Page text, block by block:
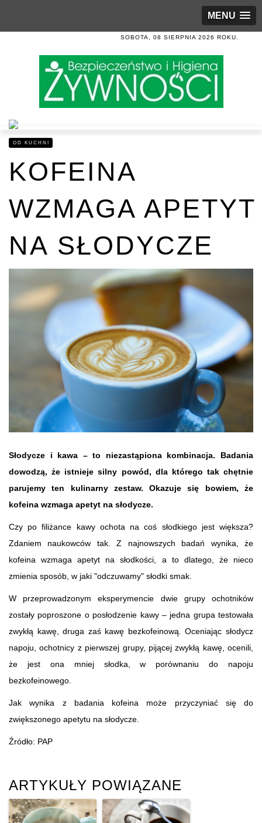
MENU
SOBOTA, 08 SIERPNIA 2026 ROKU.
OD KUCHNI
KOFEINA
WZMAGA APETYT
NA SŁODYCZE
Słodycze i kawa – to niezastąpiona kombinacja. Badania
dowodzą, że istnieje silny powód, dla którego tak chętnie
parujemy ten kulinarny zestaw. Okazuje się bowiem, że
kofeina wzmaga apetyt na słodycze.
Czy po filiżance kawy ochota na coś słodkiego jest większa?
Zdaniem naukowców tak. Z najnowszych badań wynika, że
kofeina wzmaga apetyt na słodkości, a to dlatego, że nieco
zmienia sposób, w jaki "odczuwamy" słodki smak.
W przeprowadzonym eksperymencie dwie grupy ochotników
zostały poproszone o posłodzenie kawy – jedna grupa testowała
zwykłą kawę, druga zaś kawę bezkofeinową. Oceniając słodycz
napoju, ochotnicy z pierwszej grupy, pijącej zwykłą kawę, ocenili,
że jest ona mniej słodka, w porównaniu do napoju
bezkofeinowego.
Jak wynika z badania kofeina może przyczyniać się do
zwiększonego apetytu na słodycze.
Źródło: PAP
ARTYKUŁY POWIĄZANE